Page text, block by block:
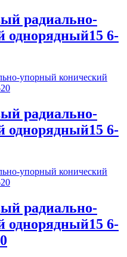
радиально-
однорядный15 6-
радиально-
однорядный15 6-
радиально-
однорядный15 6-